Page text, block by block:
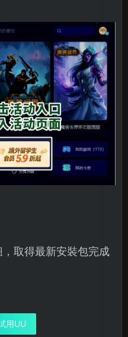
取得最新安裝包完成
用UU